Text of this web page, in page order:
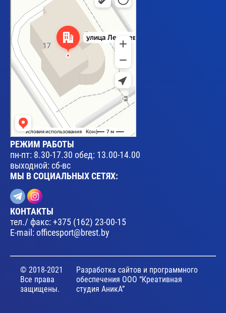
РЕЖИМ РАБОТЫ
пн-пт: 8.30-17.30 обед: 13.00-14.00
выходной: сб-вс
МЫ В СОЦИАЛЬНЫХ СЕТЯХ:
КОНТАКТЫ
тел./ факс:+375 (162) 23-00-15
E-mail: officesport@brest.by
© 2018-2021
Все права
защищены.
Разработка сайтов и программного
обеспечения ООО “Креативная
студия АникА”